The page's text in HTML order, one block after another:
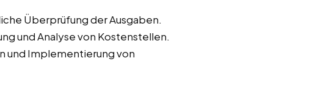
Überprüfung der Ausgaben.
und Analyse von Kostenstellen.
und Implementierung von